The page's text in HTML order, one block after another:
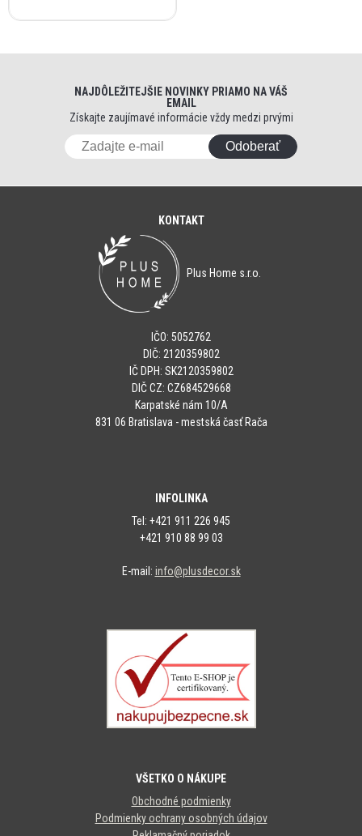
NAJDÔLEŽITEJŠIE NOVINKY PRIAMO NA VÁŠ
EMAIL
Získajte zaujímavé informácie vždy medzi prvými
Odoberať
KONTAKT
Plus Home s.r.o.
IČO: 5052762
DIČ: 2120359802
IČ DPH: SK2120359802
DIČ CZ: CZ684529668
Karpatské nám 10/A
831 06 Bratislava - mestská časť Rača
INFOLINKA
Tel: +421 911 226 945
+421 910 88 99 03
E-mail: info@plusdecor.sk
VŠETKO O NÁKUPE
Obchodné podmienky
Podmienky ochrany osobných údajov